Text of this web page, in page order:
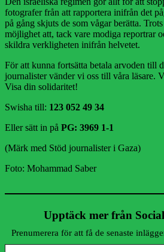
fotografer från att rapportera inifrån det
på gång skjuts de som vågar berätta.
möjlighet att, tack vare modiga reportrar
skildra verkligheten inifrån helvetet.
För att kunna fortsätta betala arvoden till
journalister vänder vi oss till våra läsare.
Visa din solidaritet!
Swisha till: 123 052 49 34
Eller sätt in på PG: 3969 1-1
(Märk med Stöd journalister i Gaza)
Foto: Mohammad Saber
Upptäck mer från
Prenumerera för att få de senaste
Skriv din e-post …